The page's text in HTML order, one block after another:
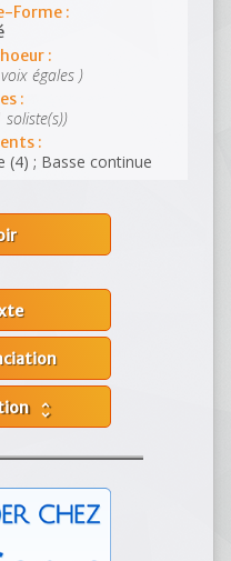
Forme :
:
égales )
:
soliste(s))
:
(4) ; Basse continue
unfold_more